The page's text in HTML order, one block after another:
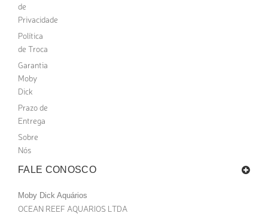
de
Privacidade
Política
de Troca
Garantia
Moby
Dick
Prazo de
Entrega
Sobre
Nós
FALE CONOSCO
Moby Dick Aquários
OCEAN REEF AQUARIOS LTDA